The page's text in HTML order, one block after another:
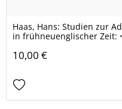
Haas, Hans: Studien zur
in frühneuenglischer Zeit:
10,00 €